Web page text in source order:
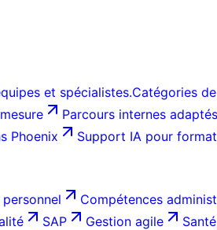
et spécialistes.Catégories
Parcours internes
Phoenix
Support IA pour
Compétences
SAP Gestion agile